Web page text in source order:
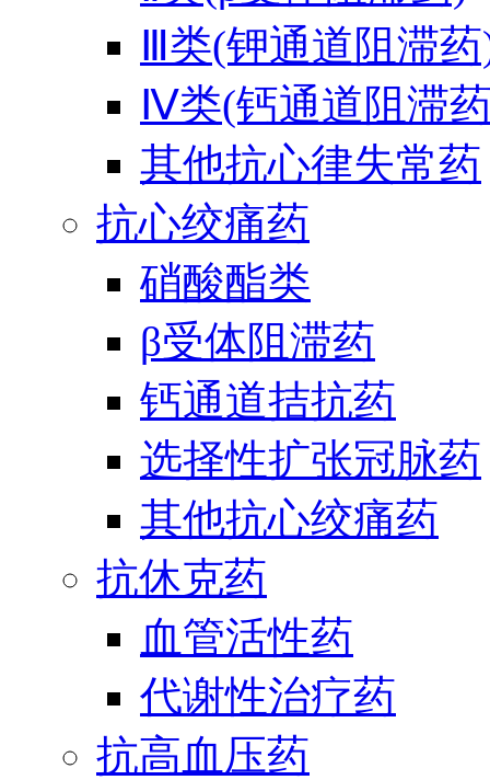
Ⅲ类(钾通道阻滞
Ⅳ类(钙通道阻滞
其他抗心律失常药
抗心绞痛药
硝酸酯类
β受体阻滞药
钙通道拮抗药
选择性扩张冠脉药
其他抗心绞痛药
抗休克药
血管活性药
代谢性治疗药
抗高血压药